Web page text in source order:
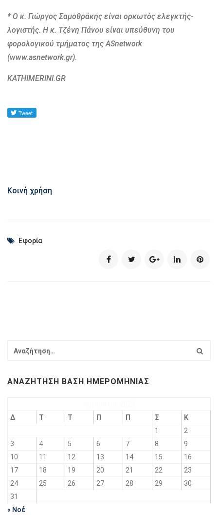
* Ο κ. Γιώργος Σαμοθράκης είναι ορκωτός ελεγκτής-
λογιστής. Η κ. Τζένη Πάνου είναι υπεύθυνη του
φορολογικού τμήματος της ASnetwork
(www.asnetwork.gr).
KATHIMERINI.GR
Κοινή χρήση
Εφορία
ΑΝΑΖΉΤΗΣΗ ΒΆΣΗ ΗΜΕΡΟΜΗΝΊΑΣ
Δ
Τ Τ Π Π Σ
Κ
1
2
3
4 5 6 7 8
9
10
11 12 13 14 15
16
17
18 19 20 21 22
23
24
25 26 27 28 29
30
31
« Νοέ